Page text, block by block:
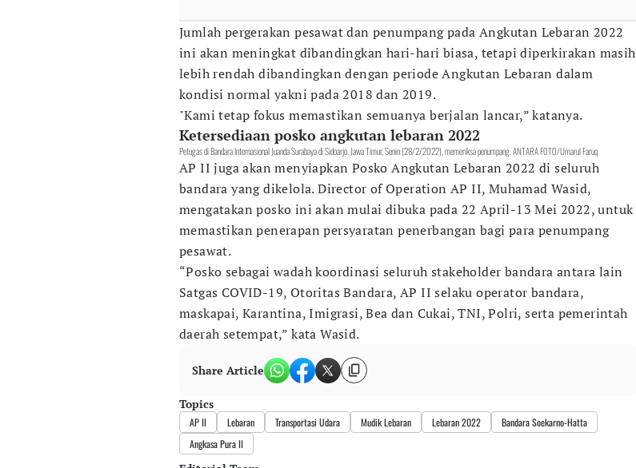
Jumlah pergerakan pesawat dan penumpang pada Angkutan Lebaran 2022
ini akan meningkat dibandingkan hari-hari biasa, tetapi diperkirakan masih
lebih rendah dibandingkan dengan periode Angkutan Lebaran dalam
kondisi normal yakni pada 2018 dan 2019.
"Kami tetap fokus memastikan semuanya berjalan lancar,” katanya.
Ketersediaan posko angkutan lebaran 2022
Petugas di Bandara Internasional Juanda Surabaya di Sidoarjo, Jawa Timur, Senin (28/2/2022), memeriksa penumpang. ANTARA FOTO/Umarul Faruq
AP II juga akan menyiapkan Posko Angkutan Lebaran 2022 di seluruh
bandara yang dikelola. Director of Operation AP II, Muhamad Wasid,
mengatakan posko ini akan mulai dibuka pada 22 April-13 Mei 2022, untuk
memastikan penerapan persyaratan penerbangan bagi para penumpang
pesawat.
“Posko sebagai wadah koordinasi seluruh stakeholder bandara antara lain
Satgas COVID-19, Otoritas Bandara, AP II selaku operator bandara,
maskapai, Karantina, Imigrasi, Bea dan Cukai, TNI, Polri, serta pemerintah
daerah setempat,” kata Wasid.
Share Article
Topics
AP II Lebaran Transportasi Udara Mudik Lebaran Lebaran 2022
Bandara Soekarno-Hatta
Angkasa Pura II